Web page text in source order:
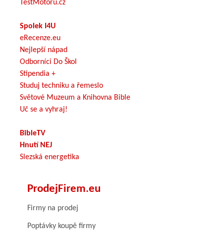
TestMotoru.cz
Spolek I4U
eRecenze.eu
Nejlepší nápad
Odborníci Do Škol
Stipendia +
Studuj techniku a řemeslo
Světové Muzeum a Knihovna Bible
Uč se a vyhraj!
BibleTV
Hnutí NEJ
Slezská energetika
ProdejFirem.eu
Firmy na prodej
Poptávky koupě firmy